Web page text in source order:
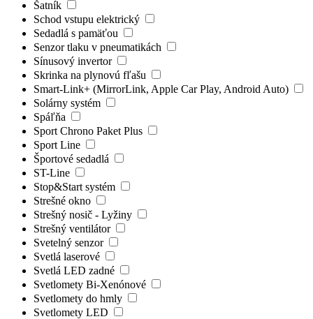
Šatník
Schod vstupu elektrický
Sedadlá s pamäťou
Senzor tlaku v pneumatikách
Sínusový invertor
Skrinka na plynovú fľašu
Smart-Link+ (MirrorLink, Apple Car Play, Android Auto)
Solárny systém
Spáľňa
Sport Chrono Paket Plus
Sport Line
Športové sedadlá
ST-Line
Stop&Start systém
Strešné okno
Strešný nosič - Lyžiny
Strešný ventilátor
Svetelný senzor
Svetlá laserové
Svetlá LED zadné
Svetlomety Bi-Xenónové
Svetlomety do hmly
Svetlomety LED